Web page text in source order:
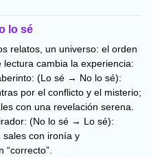
lo sé
relatos, un universo: el orden
lectura cambia la experiencia:
(Lo sé → No lo sé):
por el conflicto y el misterio;
con una revelación serena.
(No lo sé → Lo sé):
sales con ironía y
“correcto”.